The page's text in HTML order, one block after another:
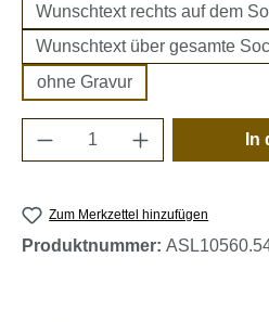
Wunschtext rechts auf dem
Wunschtext über gesamte
ohne Gravur
Produkt Anzahl: Gib In
Zum Merkzettel hinzufügen
Produktnummer: